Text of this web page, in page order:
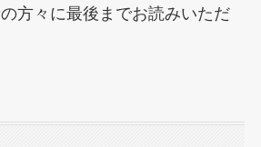
方々に最後までお読みいただ